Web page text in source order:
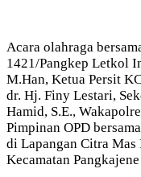
Acara olahraga
1421/Pangkep Letkol
M.Han, Ketua Persit
dr. Hj. Finy Lestari,
Hamid, S.E.,
Pimpinan OPD
di Lapangan Citra Mas
Kecamatan